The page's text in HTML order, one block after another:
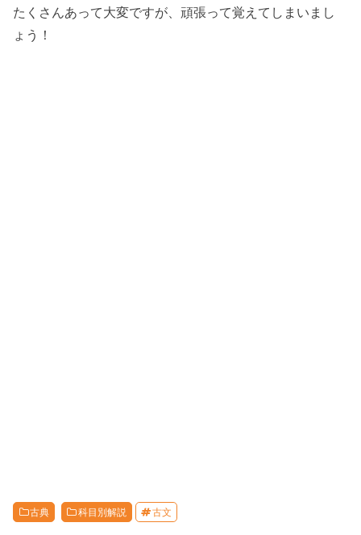
たくさんあって大変ですが、頑張って覚えてしまいまし
ょう！
古典 科目別解説 古文